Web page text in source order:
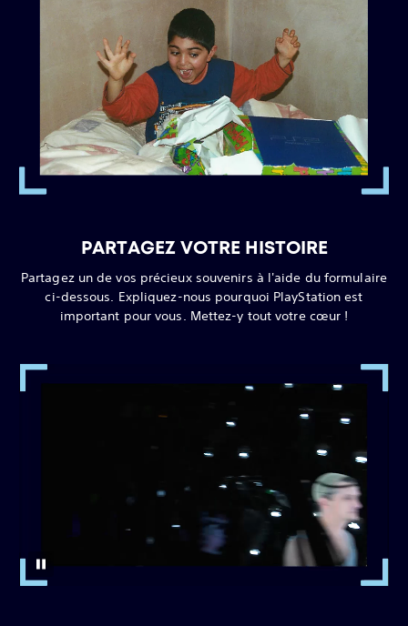
PARTAGEZ VOTRE HISTOIRE
Partagez un de vos précieux souvenirs à l'aide du formulaire
ci-dessous. Expliquez-nous pourquoi PlayStation est
important pour vous. Mettez-y tout votre cœur !